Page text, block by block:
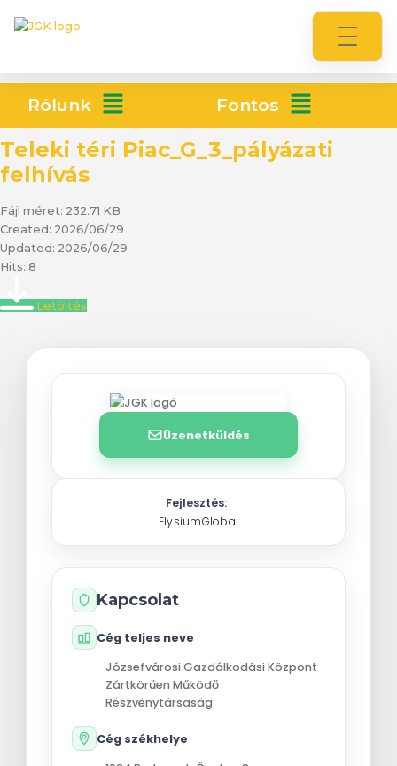
Rólunk Fontos
Teleki téri Piac_G_3_pályázati
felhívás
Fájl méret: 232.71 KB
Created: 2026/06/29
Updated: 2026/06/29
Hits: 8
Letöltés
Üzenetküldés
Fejlesztés:
ElysiumGlobal
Kapcsolat
Cég teljes neve
Józsefvárosi Gazdálkodási Központ
Zártkörűen Működő
Részvénytársaság
Cég székhelye